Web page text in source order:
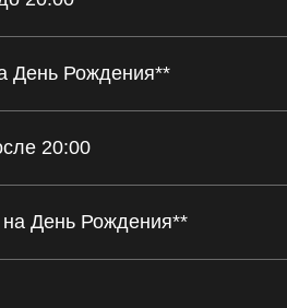
День Рождения**
20:00
День Рождения**